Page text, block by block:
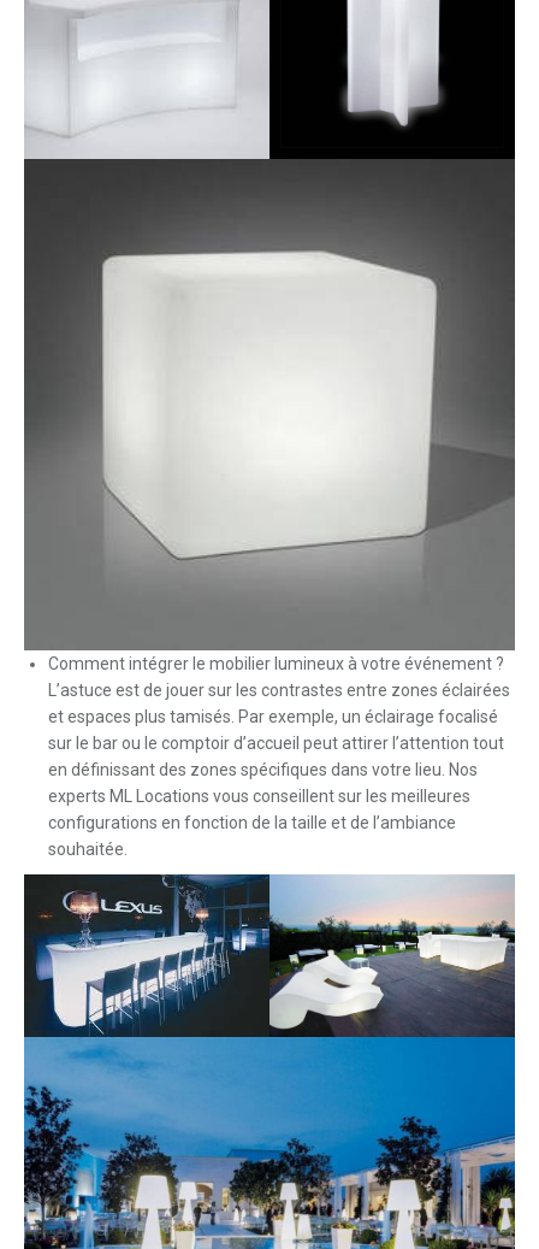
Comment intégrer le mobilier lumineux à votre événement ?
L’astuce est de jouer sur les contrastes entre zones éclairées
et espaces plus tamisés. Par exemple, un éclairage focalisé
sur le bar ou le comptoir d’accueil peut attirer l’attention tout
en définissant des zones spécifiques dans votre lieu. Nos
experts ML Locations vous conseillent sur les meilleures
configurations en fonction de la taille et de l’ambiance
souhaitée.